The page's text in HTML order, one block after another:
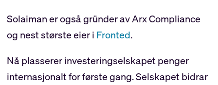
Solaiman er også gründer av Arx Compliance
og nest største eier i Fronted.
Nå plasserer investeringselskapet penger
internasjonalt for første gang. Selskapet bidrar